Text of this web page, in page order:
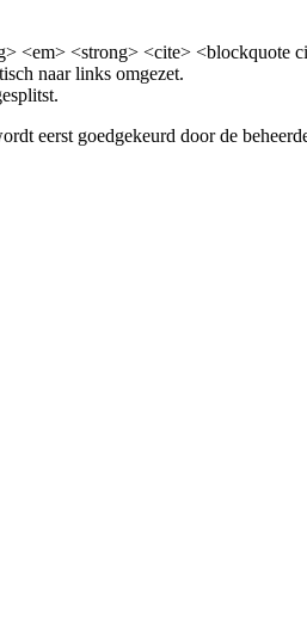
<em> <strong> <cite>
naar links omgezet.
eerst goedgekeurd door de